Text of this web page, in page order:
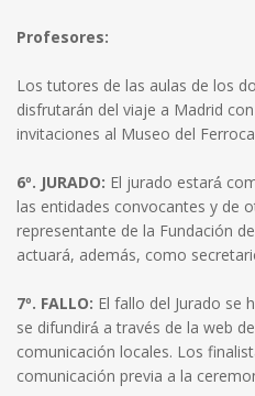
Profesores:
Los tutores de las aulas de los
disfrutarán del viaje a Madrid
invitaciones al Museo del
6º. JURADO: El jurado estará́
las entidades convocantes y de
representante de la Fundación
actuará, además, como
7º. FALLO: El fallo del Jurado se
se difundirá́ a través de la web
comunicación locales. Los
comunicación previa a la